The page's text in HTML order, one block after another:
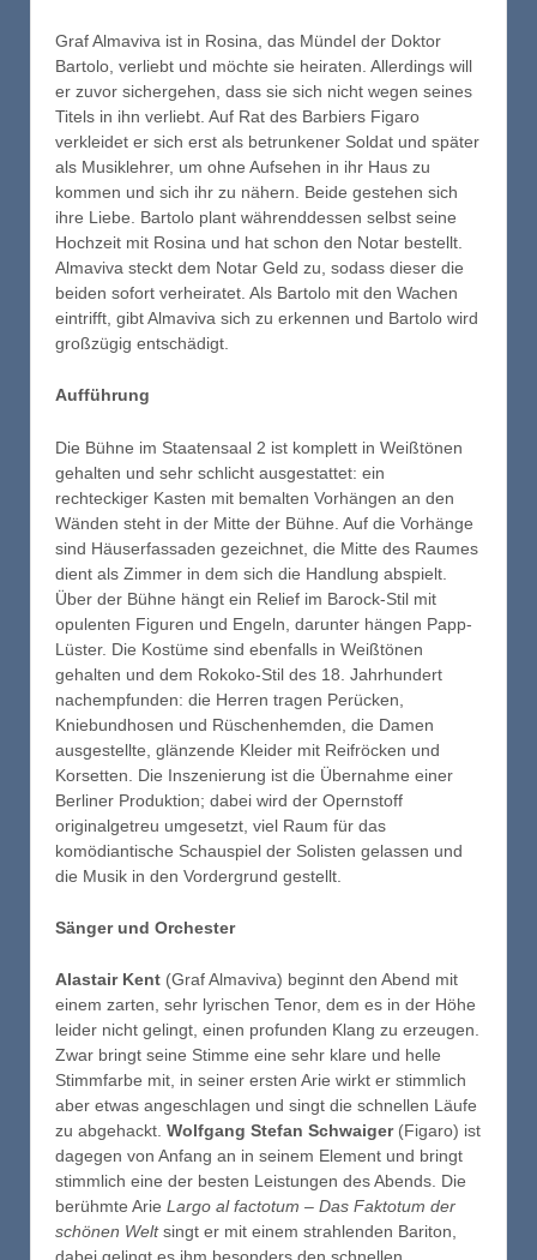
Graf Almaviva ist in Rosina, das Mündel der Doktor
Bartolo, verliebt und möchte sie heiraten. Allerdings will
er zuvor sichergehen, dass sie sich nicht wegen seines
Titels in ihn verliebt. Auf Rat des Barbiers Figaro
verkleidet er sich erst als betrunkener Soldat und später
als Musiklehrer, um ohne Aufsehen in ihr Haus zu
kommen und sich ihr zu nähern. Beide gestehen sich
ihre Liebe. Bartolo plant währenddessen selbst seine
Hochzeit mit Rosina und hat schon den Notar bestellt.
Almaviva steckt dem Notar Geld zu, sodass dieser die
beiden sofort verheiratet. Als Bartolo mit den Wachen
eintrifft, gibt Almaviva sich zu erkennen und Bartolo wird
großzügig entschädigt.
Aufführung
Die Bühne im Staatensaal 2 ist komplett in Weißtönen
gehalten und sehr schlicht ausgestattet: ein
rechteckiger Kasten mit bemalten Vorhängen an den
Wänden steht in der Mitte der Bühne. Auf die Vorhänge
sind Häuserfassaden gezeichnet, die Mitte des Raumes
dient als Zimmer in dem sich die Handlung abspielt.
Über der Bühne hängt ein Relief im Barock-Stil mit
opulenten Figuren und Engeln, darunter hängen Papp-
Lüster. Die Kostüme sind ebenfalls in Weißtönen
gehalten und dem Rokoko-Stil des 18. Jahrhundert
nachempfunden: die Herren tragen Perücken,
Kniebundhosen und Rüschenhemden, die Damen
ausgestellte, glänzende Kleider mit Reifröcken und
Korsetten. Die Inszenierung ist die Übernahme einer
Berliner Produktion; dabei wird der Opernstoff
originalgetreu umgesetzt, viel Raum für das
komödiantische Schauspiel der Solisten gelassen und
die Musik in den Vordergrund gestellt.
Sänger und Orchester
Alastair Kent (Graf Almaviva) beginnt den Abend mit
einem zarten, sehr lyrischen Tenor, dem es in der Höhe
leider nicht gelingt, einen profunden Klang zu erzeugen.
Zwar bringt seine Stimme eine sehr klare und helle
Stimmfarbe mit, in seiner ersten Arie wirkt er stimmlich
aber etwas angeschlagen und singt die schnellen Läufe
zu abgehackt. Wolfgang Stefan Schwaiger (Figaro) ist
dagegen von Anfang an in seinem Element und bringt
stimmlich eine der besten Leistungen des Abends. Die
berühmte Arie Largo al factotum – Das Faktotum der
schönen Weltsingt er mit einem strahlenden Bariton,